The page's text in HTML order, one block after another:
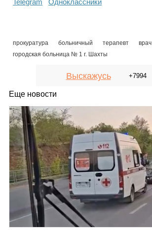
Telegram
Одноклассники
прокуратура больничный терапевт
врач
городская больница № 1 г. Шахты
Выскажусь +7994
Еще новости